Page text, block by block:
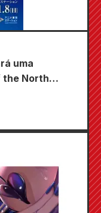
uma
the North